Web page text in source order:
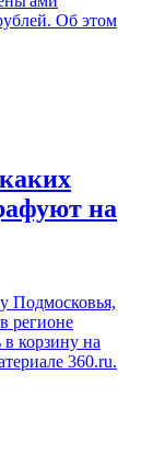
Об этом
на
Подмосковья,
регионе
в корзину на
360.ru.